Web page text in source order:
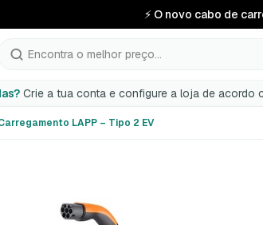
⚡ O novo cabo de
Encontra o melhor preço...
Crie a tua conta e configure a loja de acordo
2 EV
LAPP – Tipo 2 EV